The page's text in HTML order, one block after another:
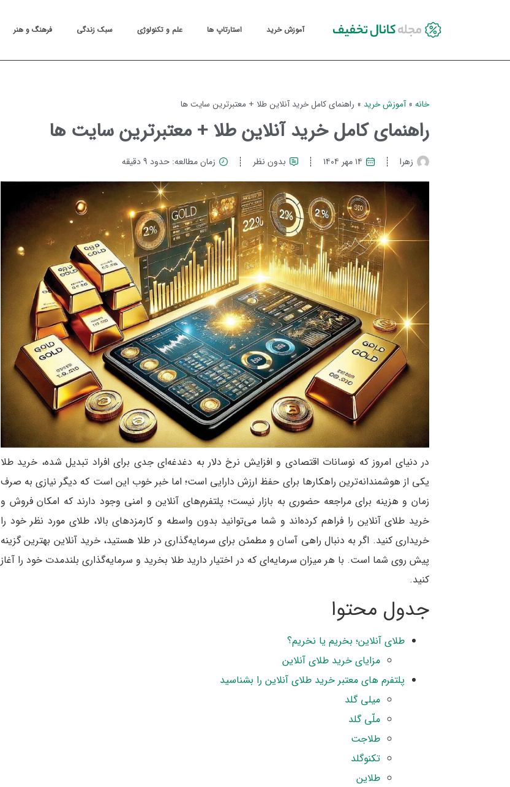
آموزش خرید استارتاپ ها علم و تکنولوژی سبک زندگی فرهنگ و هنر
خانه »آموزش خرید » راهنمای کامل خرید آنلاین طلا + معتبرترین سایت ها
راهنمای کامل خرید آنلاین طلا + معتبرترین سایت ها
زهرا ۱۴ مهر ۱۴۰۴ بدون نظر زمان مطالعه: حدود 9 دقیقه
در دنیای امروز که نوسانات اقتصادی و افزایش نرخ دلار به دغدغه‌ای جدی برای افراد تبدیل شده، خرید طلا
یکی از هوشمندانه‌ترین راهکارها برای حفظ ارزش دارایی است؛ اما خبر خوب این است که دیگر نیازی به صرف
زمان و هزینه برای مراجعه حضوری به بازار نیست؛ پلتفرم‌های آنلاین و امنی وجود دارند که امکان فروش و
خرید طلای آنلاین را فراهم کرده‌اند و شما می‌توانید بدون واسطه و کارمزدهای بالا، طلای مورد نظر خود را
خریداری کنید. اگر به دنبال راهی آسان و مطمئن برای سرمایه‌گذاری در طلا هستید، خرید آنلاین بهترین گزینه
پیش روی شما است. با هر میزان سرمایه‌ای که در اختیار دارید طلا بخرید و سرمایه‌گذاری بلندمدت خود را آغاز
کنید.
جدول محتوا
طلای آنلاین؛ بخریم یا نخریم؟
مزایای خرید طلای آنلاین
پلتفرم های معتبر خرید طلای آنلاین را بشناسید
میلی گلد
ملّی گلد
طلاجت
تکنوگلد
طلاین